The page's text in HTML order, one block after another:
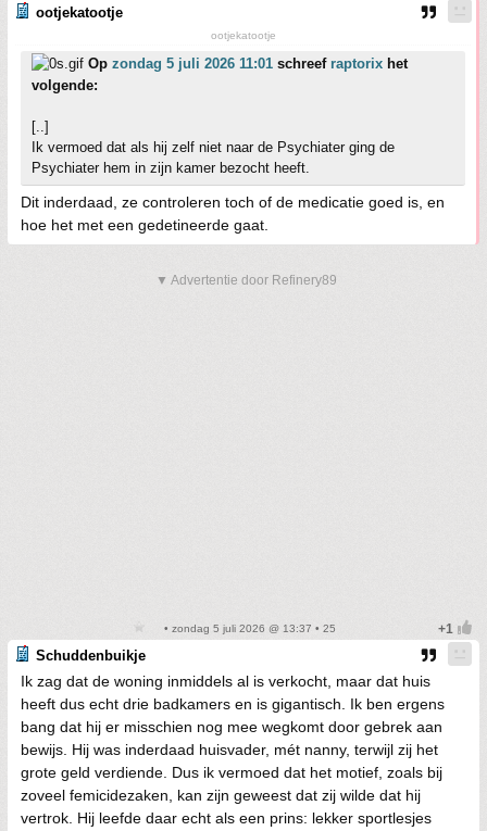
ootjekatootje
ootjekatootje
Op zondag 5 juli 2026 11:01 schreef raptorix het
volgende:
[..]
Ik vermoed dat als hij zelf niet naar de Psychiater ging de
Psychiater hem in zijn kamer bezocht heeft.
Dit inderdaad, ze controleren toch of de medicatie goed is, en
hoe het met een gedetineerde gaat.
▼ Advertentie door Refinery89
• zondag 5 juli 2026 @ 13:37 • 25
Schuddenbuikje
Ik zag dat de woning inmiddels al is verkocht, maar dat huis
heeft dus echt drie badkamers en is gigantisch. Ik ben ergens
bang dat hij er misschien nog mee wegkomt door gebrek aan
bewijs. Hij was inderdaad huisvader, mét nanny, terwijl zij het
grote geld verdiende. Dus ik vermoed dat het motief, zoals bij
zoveel femicidezaken, kan zijn geweest dat zij wilde dat hij
vertrok. Hij leefde daar echt als een prins: lekker sportlesjes